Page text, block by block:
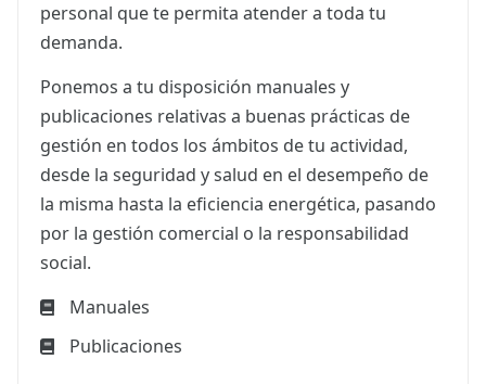
personal que te permita atender a toda tu
demanda.
Ponemos a tu disposición manuales y
publicaciones relativas a buenas prácticas de
gestión en todos los ámbitos de tu actividad,
desde la seguridad y salud en el desempeño de
la misma hasta la eficiencia energética, pasando
por la gestión comercial o la responsabilidad
social.
Manuales
Publicaciones